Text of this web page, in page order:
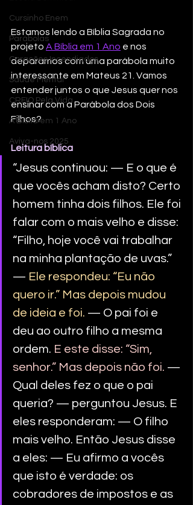
Cursinho Enem
Parábolas
Corações Incendiados
Saúde Mental
CREIO Pela Vida
A Bíblia em 1 Ano
Aviva-nos 2025
Estamos lendo a Bíblia Sagrada no
projeto A Bíblia em 1 Ano e nos
deparamos com uma parábola muito
interessante em Mateus 21. Vamos
entender juntos o que Jesus quer nos
ensinar com a Parábola dos Dois
Filhos?
Leitura bíblica
“Jesus continuou: — E o que é
que vocês acham disto? Certo
homem tinha dois filhos. Ele foi
falar com o mais velho e disse:
“Filho, hoje você vai trabalhar
na minha plantação de uvas.”
— Ele respondeu: “Eu não
quero ir.” Mas depois mudou
de ideia e foi. — O pai foi e
deu ao outro filho a mesma
ordem. E este disse: “Sim,
senhor.” Mas depois não foi. —
Qual deles fez o que o pai
queria? — perguntou Jesus. E
eles responderam: — O filho
mais velho. Então Jesus disse
a eles: — Eu afirmo a vocês
que isto é verdade: os
cobradores de impostos e as